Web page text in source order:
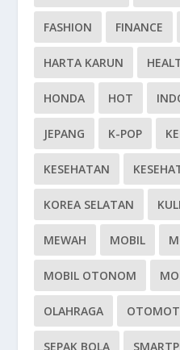
FASHION FINANCE
HARTA KARUN
HONDA HOT
JEPANG K-POP
KESEHATAN
KOREA SELATAN
MEWAH MOBIL
MOBIL OTONOM
OLAHRAGA
SEPAK BOLA